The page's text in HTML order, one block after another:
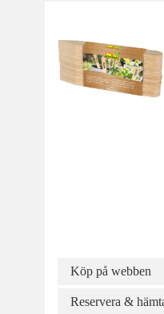
Köp på webben
Reservera &